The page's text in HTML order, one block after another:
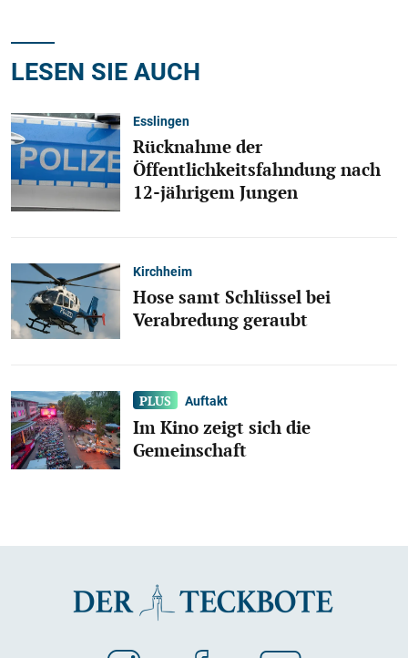
LESEN SIE AUCH
Esslingen
Rücknahme der
Öffentlichkeitsfahndung nach
12-jährigem Jungen
Kirchheim
Hose samt Schlüssel bei
Verabredung geraubt
Auftakt
Im Kino zeigt sich die
Gemeinschaft